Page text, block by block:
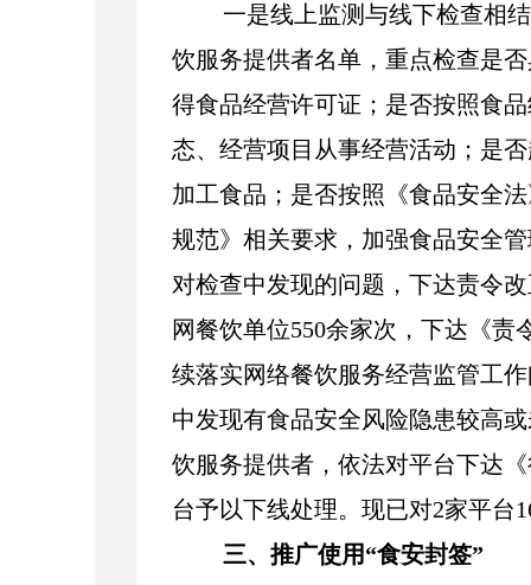
一是线上监测与线下检查相
饮服务提供者名单，重点检查是
得食品经营许可证；是否按照食
态、经营项目从事经营活动；是
加工食品；是否按照《食品安全
规范》相关要求，加强食品安全
对检查中发现的问题，下达责令
网餐饮单位550余家次，下达《责
续落实网络餐饮服务经营监管工
中发现有食品安全风险隐患较高
饮服务提供者，依法对平台下达
台予以下线处理。现已对2家平台
三、推广使用“食安封签”